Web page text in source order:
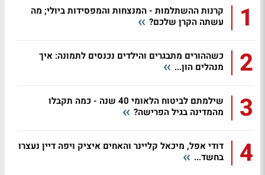
1
קרנות ההשתלמות - המנצחות והמפסידות ביולי; מה
עשתה הקרן שלכם?
2
כשההורים מתבגרים והילדים נכנסים לתמונה: איך
מנהלים הון...
3
שילמתם לביטוח הלאומי 40 שנה - כמה תקבלו
מהמדינה בגיל הפרישה?
4
דודי אפל, מיכאל קליינר והאחים איציק ויפה דיין נעצרו
בחשד...